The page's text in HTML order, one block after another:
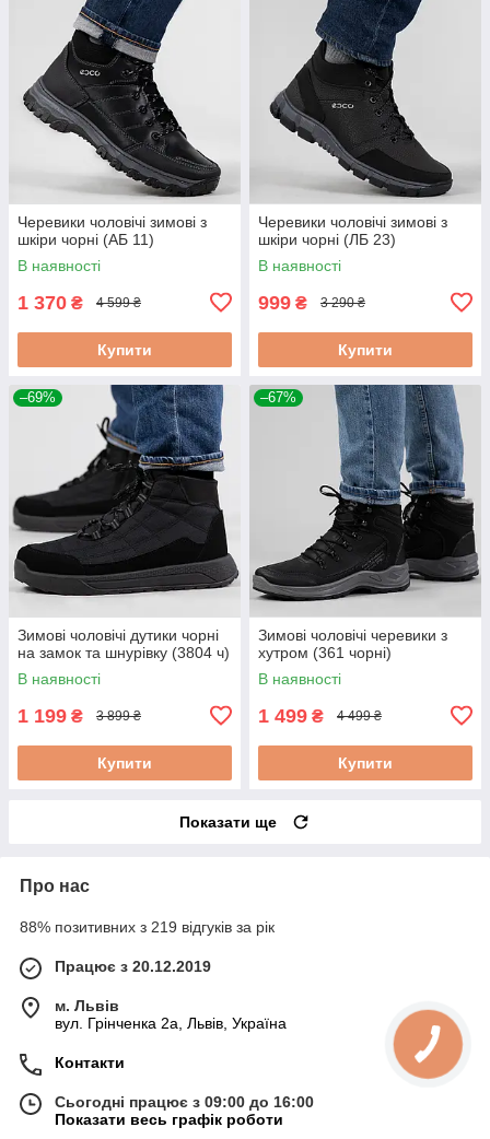
Черевики чоловічі зимові з
шкіри чорні (АБ 11)
В наявності
1 370 ₴ 4 599 ₴
Купити
Черевики чоловічі зимові з
шкіри чорні (ЛБ 23)
В наявності
999 ₴ 3 290 ₴
Купити
–69%
Зимові чоловічі дутики чорні
на замок та шнурівку (3804 ч)
В наявності
1 199 ₴ 3 899 ₴
Купити
–67%
Зимові чоловічі черевики з
хутром (361 чорні)
В наявності
1 499 ₴ 4 499 ₴
Купити
Показати ще
Про нас
88% позитивних з 219 відгуків за рік
Працює з 20.12.2019
м. Львів
вул. Грінченка 2а, Львів, Україна
Контакти
Сьогодні працює з 09:00 до 16:00
Показати весь графік роботи